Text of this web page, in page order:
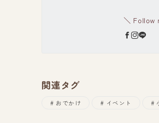
＼ Follow
関連タグ
おでかけ イベント